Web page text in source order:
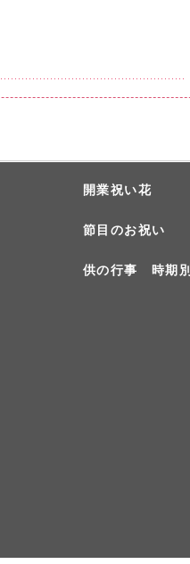
開業祝い花
節目のお祝い
供の行事 時期別